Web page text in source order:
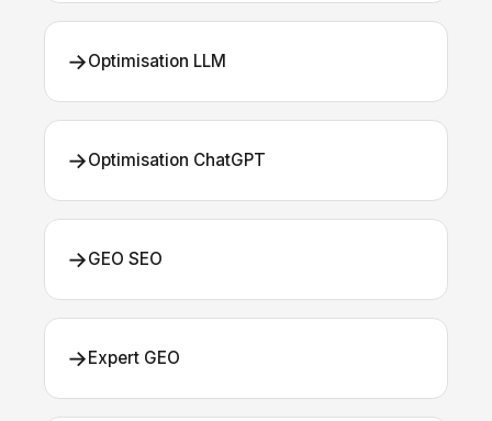
→Optimisation LLM
→Optimisation ChatGPT
→GEO SEO
→Expert GEO